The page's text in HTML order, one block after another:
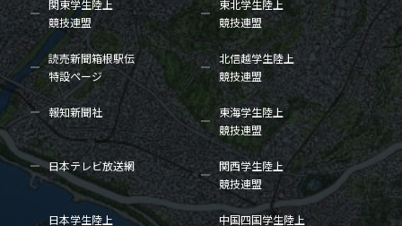
関東学生陸上
競技連盟
東北学生陸上
競技連盟
読売新聞箱根駅伝
特設ページ
北信越学生陸上
競技連盟
報知新聞社
東海学生陸上
競技連盟
日本テレビ放送網
関西学生陸上
競技連盟
日本学生陸上 中国四国学生陸上